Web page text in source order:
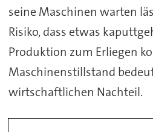
seine Maschinen warten
Risiko, dass etwas
Produktion zum Erliegen
Maschinenstillstand
wirtschaftlichen Nachteil.